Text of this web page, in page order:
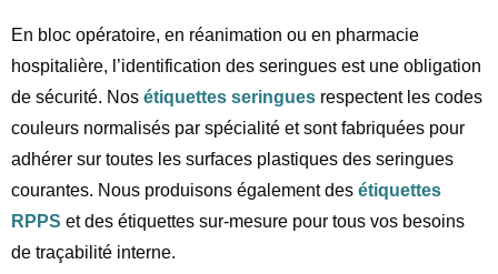
En bloc opératoire, en réanimation ou en pharmacie
hospitalière, l’identification des seringues est une obligation
de sécurité. Nos étiquettes seringues respectent les codes
couleurs normalisés par spécialité et sont fabriquées pour
adhérer sur toutes les surfaces plastiques des seringues
courantes. Nous produisons également des étiquettes
RPPS et des étiquettes sur-mesure pour tous vos besoins
de traçabilité interne.